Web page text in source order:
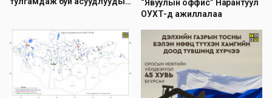
танилцуулж, шийдвэрлүүлнэ
“Явуулын оффис” Нарантуул
ОУХТ-д ажиллалаа